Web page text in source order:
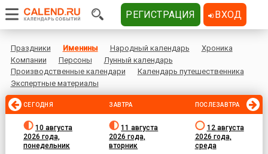
Праздники Именины Народный календарь
Хроника
Компании
Персоны
Лунный календарь
Производственные календари
Календарь путешественника
Экспертные материалы
СЕГОДНЯ
10 августа
2026 года,
понедельник
ЗАВТРА
11 августа
2026 года,
вторник
ПОСЛЕЗАВТРА
12 августа
2026 года,
среда
РЕГИСТРАЦИЯ ВХОД